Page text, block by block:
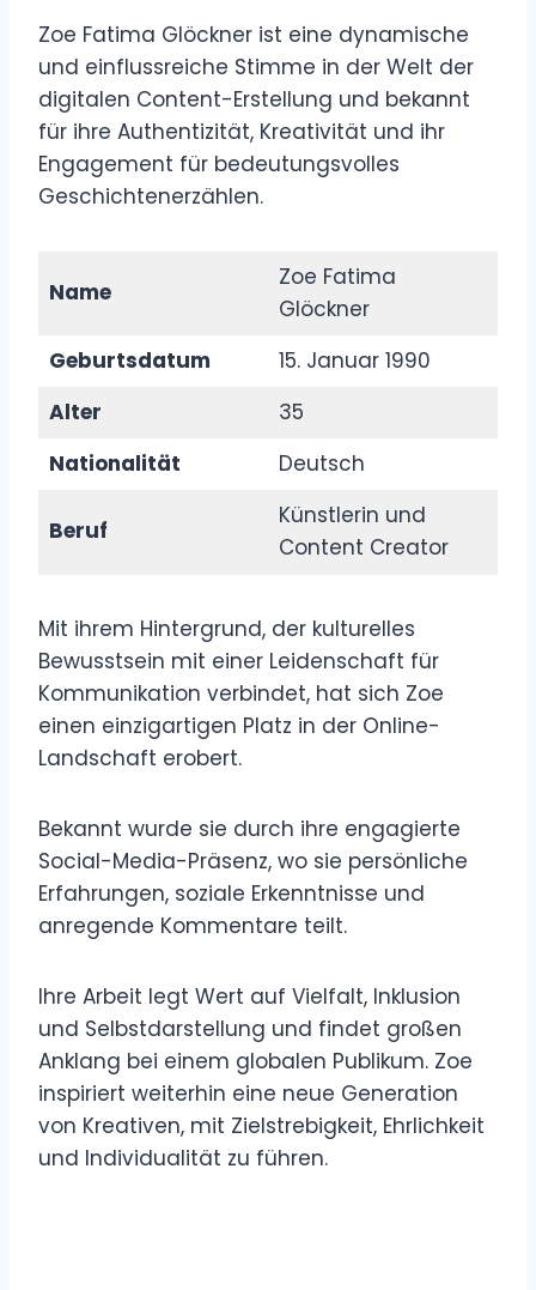
Zoe Fatima Glöckner ist eine dynamische
und einflussreiche Stimme in der Welt der
digitalen Content-Erstellung und bekannt
für ihre Authentizität, Kreativität und ihr
Engagement für bedeutungsvolles
Geschichtenerzählen.
Name
Zoe Fatima
Glöckner
Geburtsdatum
15. Januar 1990
Alter
35
Nationalität
Deutsch
Beruf
Künstlerin und
Content Creator
Mit ihrem Hintergrund, der kulturelles
Bewusstsein mit einer Leidenschaft für
Kommunikation verbindet, hat sich Zoe
einen einzigartigen Platz in der Online-
Landschaft erobert.
Bekannt wurde sie durch ihre engagierte
Social-Media-Präsenz, wo sie persönliche
Erfahrungen, soziale Erkenntnisse und
anregende Kommentare teilt.
Ihre Arbeit legt Wert auf Vielfalt, Inklusion
und Selbstdarstellung und findet großen
Anklang bei einem globalen Publikum. Zoe
inspiriert weiterhin eine neue Generation
von Kreativen, mit Zielstrebigkeit, Ehrlichkeit
und Individualität zu führen.